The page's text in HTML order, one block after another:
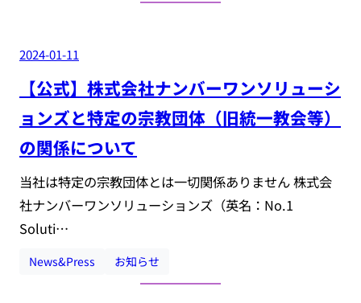
2024-01-11
【公式】株式会社ナンバーワンソリューシ
ョンズと特定の宗教団体（旧統一教会等）
の関係について
当社は特定の宗教団体とは一切関係ありません 株式会
社ナンバーワンソリューションズ（英名：No.1
Soluti…
News&Press お知らせ